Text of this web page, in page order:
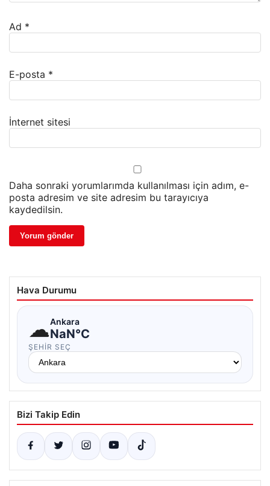
Ad *
E-posta *
İnternet sitesi
Daha sonraki yorumlarımda kullanılması için adım, e-
posta adresim ve site adresim bu tarayıcıya
kaydedilsin.
Hava Durumu
☁Ankara
NaN°C
ŞEHIR SEÇ
Bizi Takip Edin